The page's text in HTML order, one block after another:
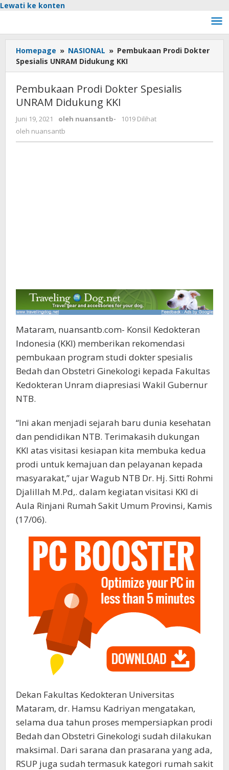
Lewati ke konten
Homepage » NASIONAL » Pembukaan Prodi Dokter
Spesialis UNRAM Didukung KKI
Pembukaan Prodi Dokter Spesialis
UNRAM Didukung KKI
Juni 19, 2021 oleh nuansantb-
1019 Dilihat
oleh nuansantb
Mataram, nuansantb.com- Konsil Kedokteran
Indonesia (KKI) memberikan rekomendasi
pembukaan program studi dokter spesialis
Bedah dan Obstetri Ginekologi kepada Fakultas
Kedokteran Unram diapresiasi Wakil Gubernur
NTB.
“Ini akan menjadi sejarah baru dunia kesehatan
dan pendidikan NTB. Terimakasih dukungan
KKI atas visitasi kesiapan kita membuka kedua
prodi untuk kemajuan dan pelayanan kepada
masyarakat,” ujar Wagub NTB Dr. Hj. Sitti Rohmi
Djalillah M.Pd,. dalam kegiatan visitasi KKI di
Aula Rinjani Rumah Sakit Umum Provinsi, Kamis
(17/06).
Dekan Fakultas Kedokteran Universitas
Mataram, dr. Hamsu Kadriyan mengatakan,
selama dua tahun proses mempersiapkan prodi
Bedah dan Obstetri Ginekologi sudah dilakukan
maksimal. Dari sarana dan prasarana yang ada,
RSUP juga sudah termasuk kategori rumah sakit